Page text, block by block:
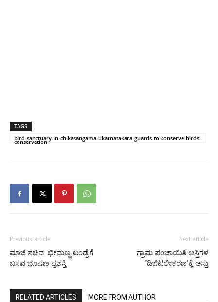
TAGS
bird-sanctuary-in-chikasangama-ukarnatakara-guards-to-conserve-birds-
conservation
Previous article
ಮಾಜಿ ಸಚಿವ ಭೀಮಣ್ಣ ಖಂಡ್ರೆಗೆ
ಬಸವ ಭೂಷಣ ಪ್ರಶಸ್ತಿ
Next article
ಗ್ರಾಮ ಪಂಚಾಯಿತಿ ಆಸ್ತಿಗಳ
“ಡಿಜಿಟಲೀಕರಣ’ಕ್ಕೆ ಅಸ್ತು
RELATED ARTICLES MORE FROM AUTHOR